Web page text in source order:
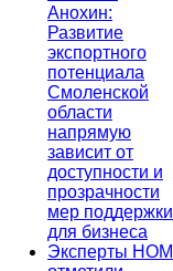
Анохин:
Развитие
экспортного
потенциала
Смоленской
области
напрямую
зависит от
доступности и
прозрачности
мер поддержки
для бизнеса
Эксперты НОМ